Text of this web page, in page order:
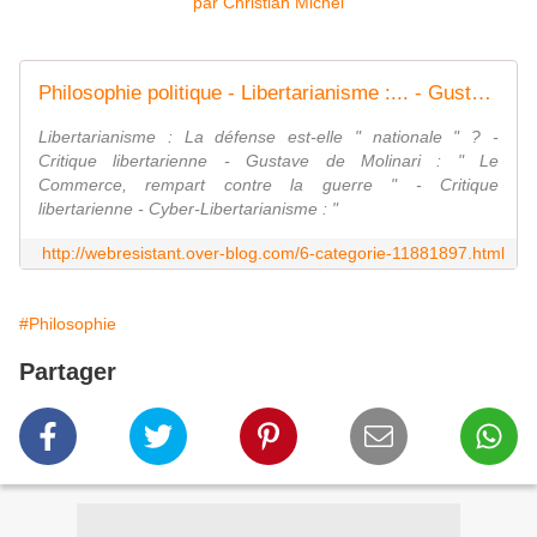
Philosophie politique - Libertarianisme :... - Gustave de Molinari... - ... - L'axiome de... - ÉTHIQUE... - La définition de la... - Tea Party Manifesto... - Hollywood au... - Les principes... - Les racines... - Sophismes et... - La Stratégie de la... - Corporatisme... - Le Léviathan dans... - Thomas Hobbes et... - Le blog de la Résistance sur Internet
Libertarianisme : La défense est-elle " nationale " ? -
Critique libertarienne - Gustave de Molinari : " Le
Commerce, rempart contre la guerre " - Critique
libertarienne - Cyber-Libertarianisme : "
http://webresistant.over-blog.com/6-categorie-11881897.html
#Philosophie
Partager